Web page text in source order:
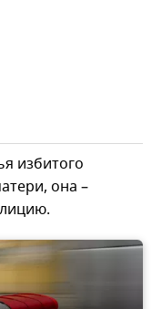
избитого
она –